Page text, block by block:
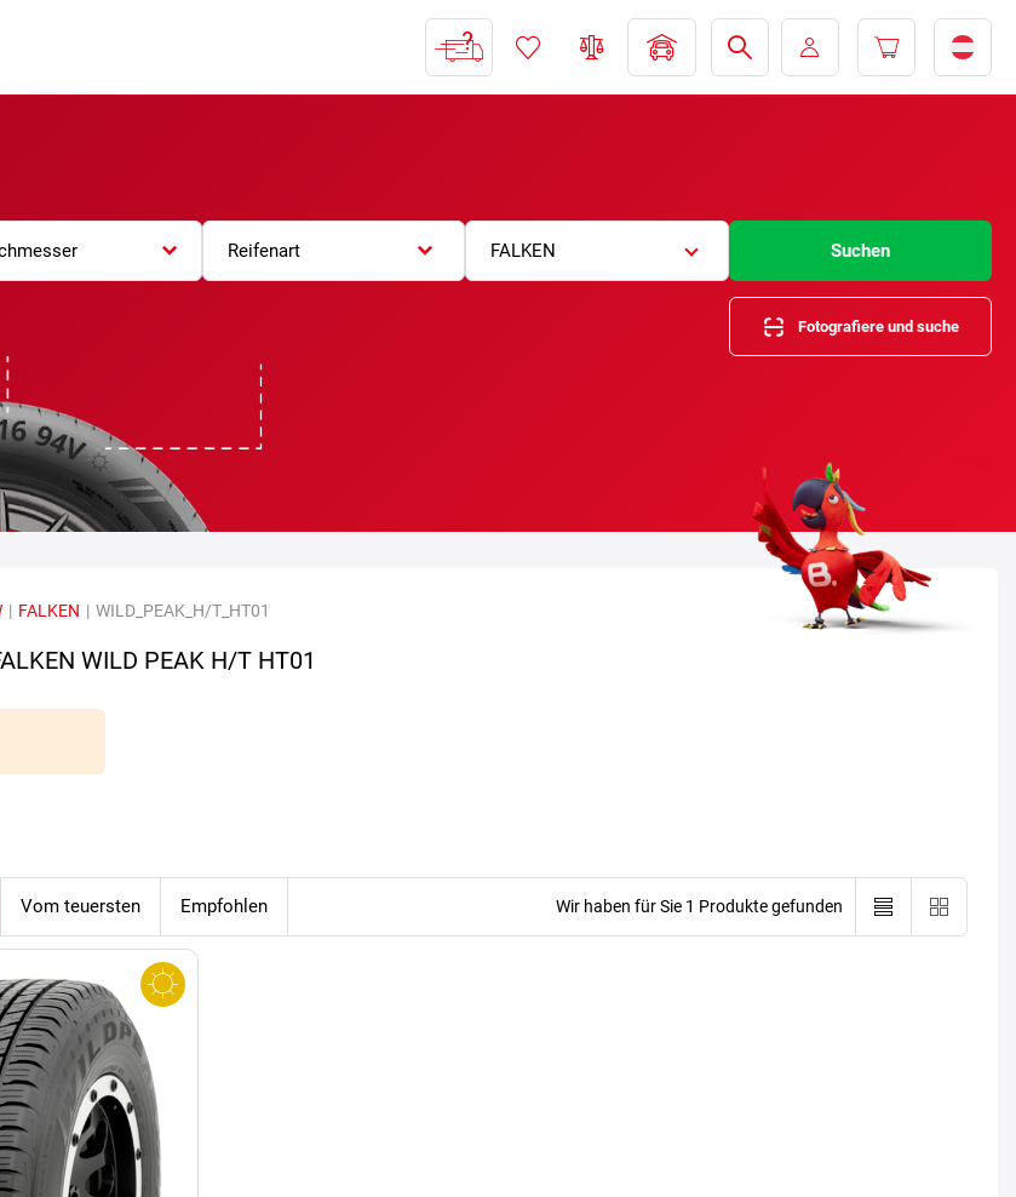
Reifenart FALKEN Suchen
Fotografiere und suche
| FALKEN | WILD_PEAK_H/T_HT01
WILD PEAK H/T HT01
Vom teuersten Empfohlen Wir haben für Sie 1 Produkte gefunden